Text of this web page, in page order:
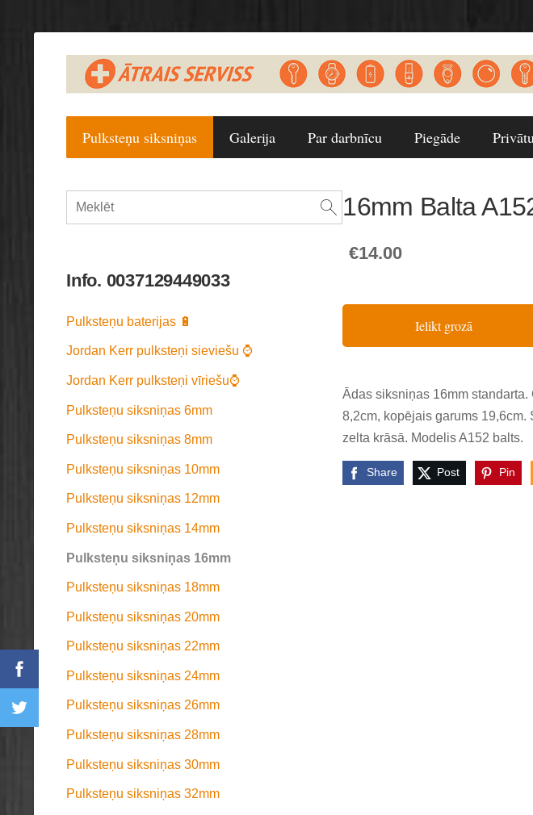
Pulksteņu siksniņas Galerija Par darbnīcu Piegāde
Info. 0037129449033
Pulksteņu baterijas 🔋
Jordan Kerr pulksteņi sieviešu ⌚
Jordan Kerr pulksteņi vīriešu⌚
Pulksteņu siksniņas 6mm
Pulksteņu siksniņas 8mm
Pulksteņu siksniņas 10mm
Pulksteņu siksniņas 12mm
Pulksteņu siksniņas 14mm
Pulksteņu siksniņas 16mm
Pulksteņu siksniņas 18mm
Pulksteņu siksniņas 20mm
Pulksteņu siksniņas 22mm
Pulksteņu siksniņas 24mm
Pulksteņu siksniņas 26mm
Pulksteņu siksniņas 28mm
Pulksteņu siksniņas 30mm
Pulksteņu siksniņas 32mm
16mm Balta
€14.00
Ielikt grozā
Ādas siksniņas 16mm
8,2cm, kopējais garums
zelta krāsā. Modelis A152 balts.
Share Post Pin